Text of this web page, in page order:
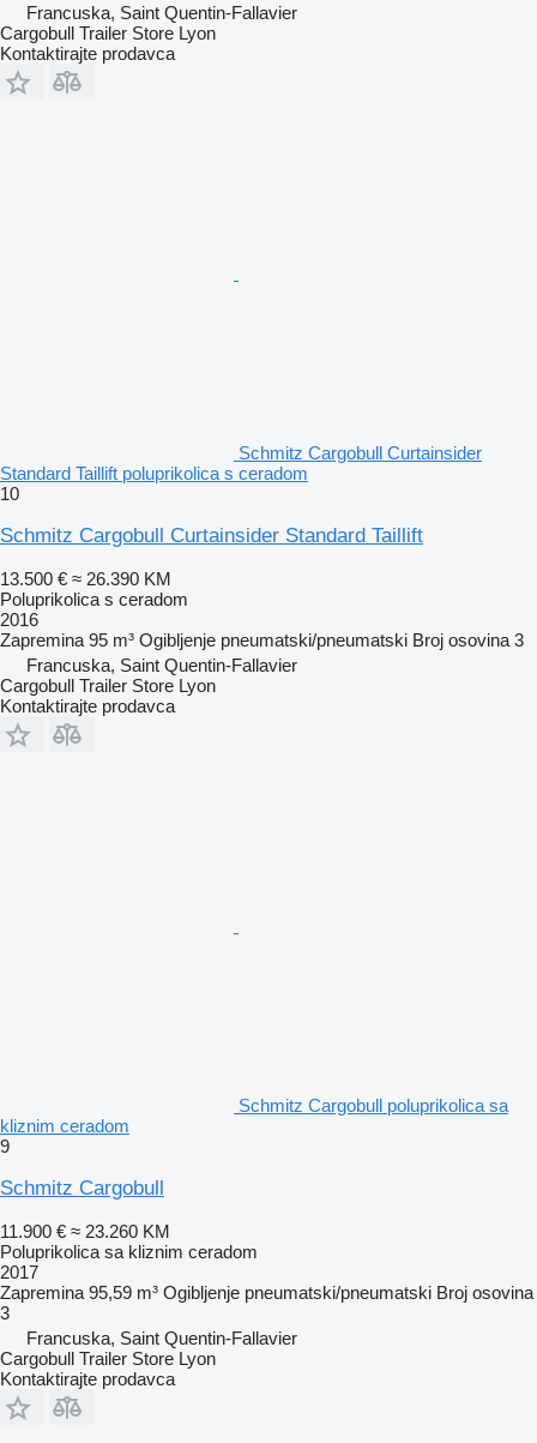
Francuska, Saint Quentin-Fallavier
Cargobull Trailer Store Lyon
Kontaktirajte prodavca
Schmitz Cargobull Curtainsider
Standard Taillift poluprikolica s ceradom
10
Schmitz Cargobull Curtainsider Standard Taillift
13.500 € ≈ 26.390 KM
Poluprikolica s ceradom
2016
Zapremina 95 m³ Ogibljenje pneumatski/pneumatski Broj osovina 3
Francuska, Saint Quentin-Fallavier
Cargobull Trailer Store Lyon
Kontaktirajte prodavca
Schmitz Cargobull poluprikolica sa
kliznim ceradom
9
Schmitz Cargobull
11.900 € ≈ 23.260 KM
Poluprikolica sa kliznim ceradom
2017
Zapremina 95,59 m³ Ogibljenje pneumatski/pneumatski Broj osovina
3
Francuska, Saint Quentin-Fallavier
Cargobull Trailer Store Lyon
Kontaktirajte prodavca